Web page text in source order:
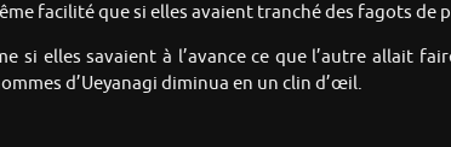
facilité que si elles avaient tranché des fagots de
si elles savaient à l’avance ce que l’autre allait
d’Ueyanagi diminua en un clin d’œil.